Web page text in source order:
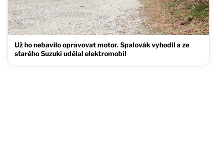
Už ho nebavilo opravovat motor. Spalovák vyhodil a ze
starého Suzuki udělal elektromobil